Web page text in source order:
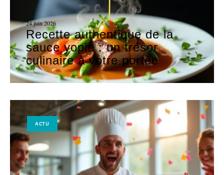
24 juin 2026
Recette authentique de la
sauce yopie : un trésor
culinaire à votre portée
ACTU